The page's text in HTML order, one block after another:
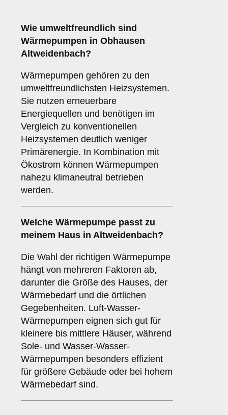
Wie umweltfreundlich sind
Wärmepumpen in Obhausen
Altweidenbach?
Wärmepumpen gehören zu den
umweltfreundlichsten Heizsystemen.
Sie nutzen erneuerbare
Energiequellen und benötigen im
Vergleich zu konventionellen
Heizsystemen deutlich weniger
Primärenergie. In Kombination mit
Ökostrom können Wärmepumpen
nahezu klimaneutral betrieben
werden.
Welche Wärmepumpe passt zu
meinem Haus in Altweidenbach?
Die Wahl der richtigen Wärmepumpe
hängt von mehreren Faktoren ab,
darunter die Größe des Hauses, der
Wärmebedarf und die örtlichen
Gegebenheiten. Luft-Wasser-
Wärmepumpen eignen sich gut für
kleinere bis mittlere Häuser, während
Sole- und Wasser-Wasser-
Wärmepumpen besonders effizient
für größere Gebäude oder bei hohem
Wärmebedarf sind.